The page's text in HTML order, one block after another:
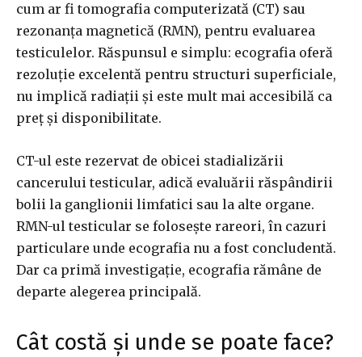
cum ar fi tomografia computerizată (CT) sau
rezonanța magnetică (RMN), pentru evaluarea
testiculelor. Răspunsul e simplu: ecografia oferă
rezoluție excelentă pentru structuri superficiale,
nu implică radiații și este mult mai accesibilă ca
preț și disponibilitate.
CT-ul este rezervat de obicei stadializării
cancerului testicular, adică evaluării răspândirii
bolii la ganglionii limfatici sau la alte organe.
RMN-ul testicular se folosește rareori, în cazuri
particulare unde ecografia nu a fost concludentă.
Dar ca primă investigație, ecografia rămâne de
departe alegerea principală.
Cât costă și unde se poate face?